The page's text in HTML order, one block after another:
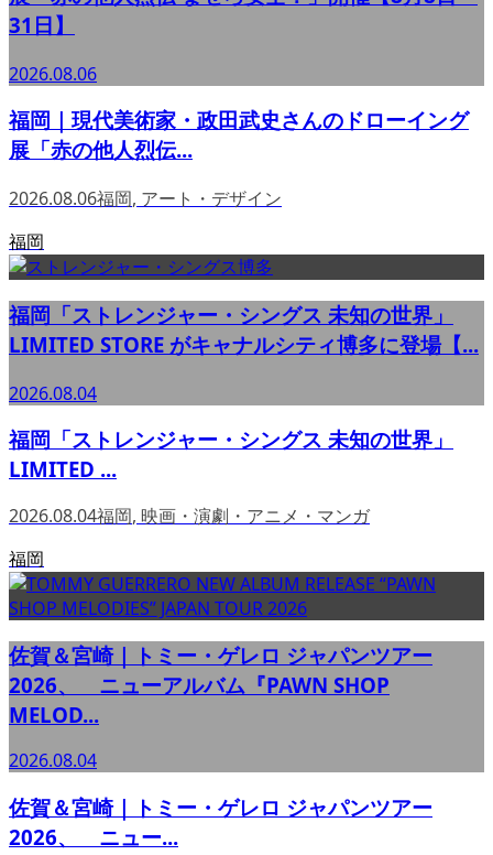
31日】
2026.08.06
福岡｜現代美術家・政田武史さんのドローイング
展「赤の他人烈伝...
2026.08.06福岡, アート・デザイン
福岡
福岡「ストレンジャー・シングス 未知の世界」
LIMITED STORE がキャナルシティ博多に登場【...
2026.08.04
福岡「ストレンジャー・シングス 未知の世界」
LIMITED ...
2026.08.04福岡, 映画・演劇・アニメ・マンガ
福岡
佐賀＆宮崎｜トミー・ゲレロ ジャパンツアー
2026、 ニューアルバム『PAWN SHOP
MELOD...
2026.08.04
佐賀＆宮崎｜トミー・ゲレロ ジャパンツアー
2026、 ニュー...